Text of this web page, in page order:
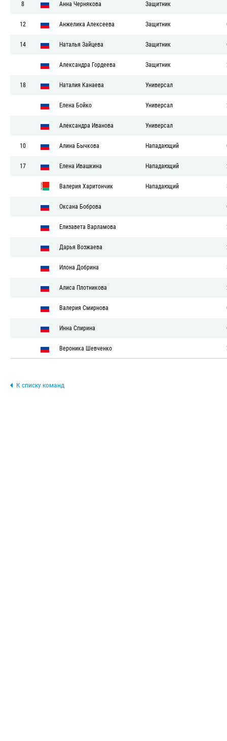
8 Анна Чернякова Защитник
12 Анжелика Алексеева Защитник
14 Наталья Зайцева Защитник
Александра Гордеева Защитник
18 Наталия Канаева Универсал
Елена Бойко Универсал
Александра Иванова Универсал
10 Алина Бычкова Нападающий
17 Елена Ивашкина Нападающий
Валерия Харитончик Нападающий
Оксана Боброва
Елизавета Варламова
Дарья Возжаева
Илона Добрина
Алиса Плотникова
Валерия Смирнова
Инна Спирина
Вероника Шевченко
К списку команд